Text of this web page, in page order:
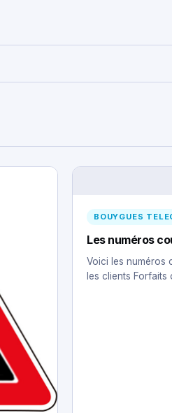
BOUYGUES
Les numéros
Voici les numéros
les clients